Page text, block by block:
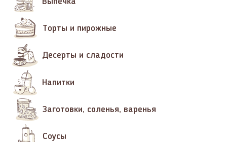
Торты и пирожные
Десерты и сладости
Напитки
Заготовки, соленья, варенья
Соусы